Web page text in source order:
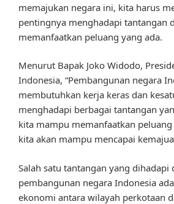
memajukan negara ini, kita harus
pentingnya menghadapi tantangan
memanfaatkan peluang yang ada.
Menurut Bapak Joko Widodo,
Indonesia, “Pembangunan negara
membutuhkan kerja keras dan
menghadapi berbagai tantangan
kita mampu memanfaatkan
kita akan mampu mencapai
Salah satu tantangan yang dihadapi
pembangunan negara Indonesia
ekonomi antara wilayah perkotaan